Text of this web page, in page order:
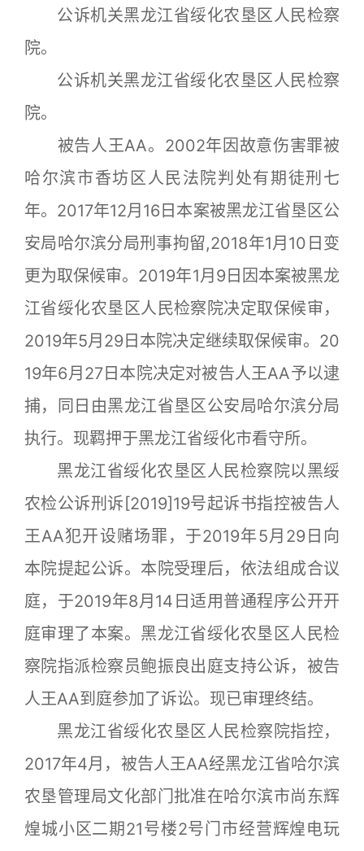
公诉机关黑龙江省绥化农垦区人民检察
院。
公诉机关黑龙江省绥化农垦区人民检察
院。
被告人王AA。2002年因故意伤害罪被
哈尔滨市香坊区人民法院判处有期徒刑七
年。2017年12月16日本案被黑龙江省垦区公
安局哈尔滨分局刑事拘留,2018年1月10日变
更为取保候审。2019年1月9日因本案被黑龙
江省绥化农垦区人民检察院决定取保候审，
2019年5月29日本院决定继续取保候审。20
19年6月27日本院决定对被告人王AA予以逮
捕，同日由黑龙江省垦区公安局哈尔滨分局
执行。现羁押于黑龙江省绥化市看守所。
黑龙江省绥化农垦区人民检察院以黑绥
农检公诉刑诉[2019]19号起诉书指控被告人
王AA犯开设赌场罪，于2019年5月29日向
本院提起公诉。本院受理后，依法组成合议
庭，于2019年8月14日适用普通程序公开开
庭审理了本案。黑龙江省绥化农垦区人民检
察院指派检察员鲍振良出庭支持公诉，被告
人王AA到庭参加了诉讼。现已审理终结。
黑龙江省绥化农垦区人民检察院指控，
2017年4月，被告人王AA经黑龙江省哈尔滨
农垦管理局文化部门批准在哈尔滨市尚东辉
煌城小区二期21号楼2号门市经营辉煌电玩